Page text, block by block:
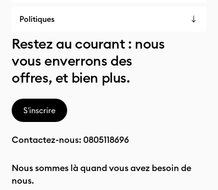
Politiques
Restez au courant : nous
vous enverrons des
offres, et bien plus.
S'inscrire
Contactez-nous: 0805118696
Nous sommes là quand vous avez besoin de
nous.